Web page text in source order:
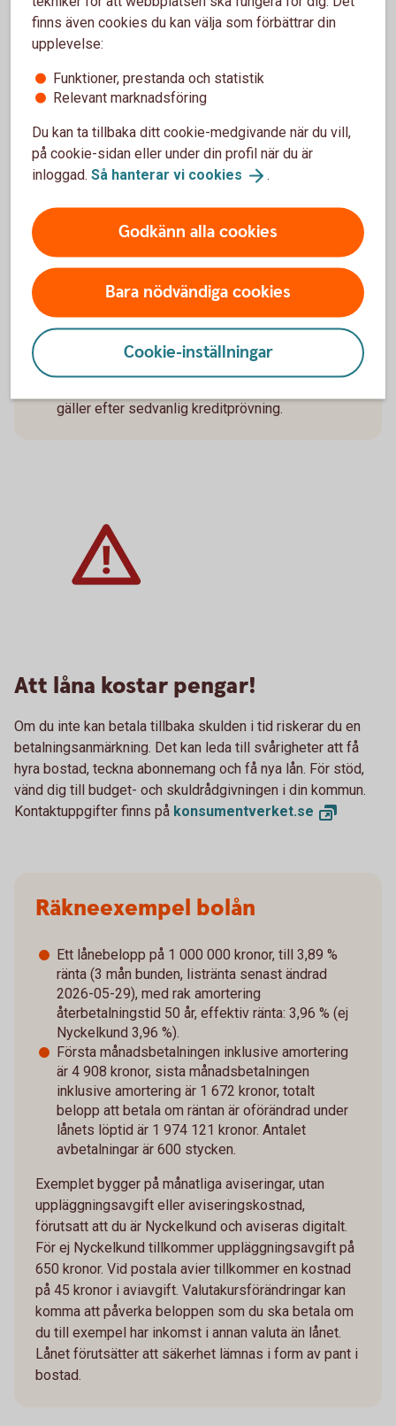
Räkneexempel för räntefritt
Överbryggningslån
Ett lån på 1 000 000 kronor med
en erbjudanderänta på 0,00 % (30 apr 2026) som
kronor, uppläggningsavgift 0 kronor, ger en
effektiv ränta på 0,00 %. Totalt belopp att betala
under lånets löptid: 1 000 000 kronor. Antalet
betalningar är en (1). Erbjudandet gäller för
befintliga bolånekunder.
mellan köp av en ny bostad och försäljning av
den befintliga bostaden om max sex månader.
gäller efter sedvanlig kreditprövning.
Att låna kostar pengar!
Om du inte kan betala tillbaka skulden i tid riskerar du en
betalningsanmärkning. Det kan leda till svårigheter att få
hyra bostad, teckna abonnemang och få nya lån. För stöd,
vänd dig till budget- och skuldrådgivningen i din kommun.
Kontaktuppgifter finns på konsumentverket.se
Räkneexempel bolån
Ett lånebelopp på 1 000 000 kronor, till 3,89 %
ränta (3 mån bunden, listränta senast ändrad
2026-05-29), med rak amortering
återbetalningstid 50 år, effektiv ränta: 3,96 % (ej
Nyckelkund 3,96 %).
Första månadsbetalningen inklusive amortering
är 4 908 kronor, sista månadsbetalningen
inklusive amortering är 1 672 kronor, totalt
belopp att betala om räntan är oförändrad under
lånets löptid är 1 974 121 kronor. Antalet
avbetalningar är 600 stycken.
Exemplet bygger på månatliga aviseringar, utan
uppläggningsavgift eller aviseringskostnad,
förutsatt att du är Nyckelkund och aviseras digitalt.
För ej Nyckelkund tillkommer uppläggningsavgift på
650 kronor. Vid postala avier tillkommer en kostnad
på 45 kronor i aviavgift. Valutakursförändringar kan
komma att påverka beloppen som du ska betala om
du till exempel har inkomst i annan valuta än lånet.
Lånet förutsätter att säkerhet lämnas i form av pant i
bostad.
finns även cookies du kan välja som förbättrar din
upplevelse:
Funktioner, prestanda och statistik
Relevant marknadsföring
Du kan ta tillbaka ditt cookie-medgivande när du vill,
på cookie-sidan eller under din profil när du är
inloggad. Så hanterar vi cookies .
Godkänn alla cookies
Bara nödvändiga cookies
Cookie-inställningar